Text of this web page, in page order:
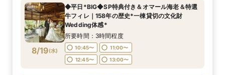
8/17(月)
11:00〜 13:00〜
フェアを予約
8/17(月)
11:00〜 13:00〜
フェアを予約
8/17(月)
12:00〜
14:00〜
16:00〜
フェアを予約
8/19(水)
◆平日*BIG◆SP特典付き＆オマール海老＆特選
牛フィレ｜158年の歴史*一棟貸切の文化財
Wedding体感*
所要時間：3時間程度
10:45〜
11:00〜
12:45〜
13:00〜